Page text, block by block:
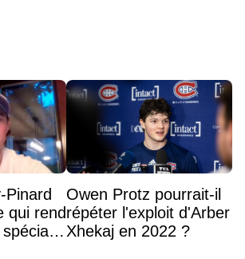
Pinard
qui rend
Owen Protz pourrait-il
répéter l'exploit d'Arber
Xhekaj en 2022 ?